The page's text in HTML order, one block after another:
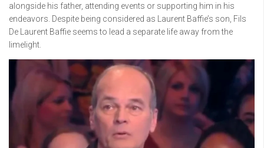
alongside his father, attending events or supporting him in his
endeavors. Despite being considered as Laurent Baffie’s son, Fils
De Laurent Baffie seems to lead a separate life away from the
limelight.